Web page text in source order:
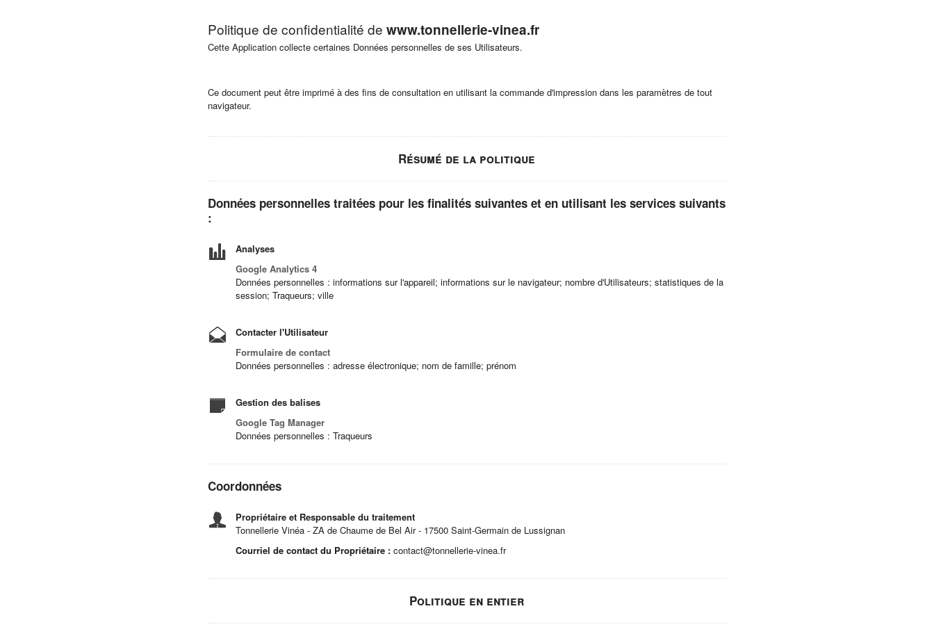
Politique de confidentialité de www.tonnellerie-vinea.fr
Cette Application collecte certaines Données personnelles de ses Utilisateurs.
Ce document peut être imprimé à des fins de consultation en utilisant la commande d'impression dans les paramètres de tout
navigateur.
Résumé de la politique
Données personnelles traitées pour les finalités suivantes et en utilisant les services suivants
:
Analyses
Google Analytics 4
Données personnelles : informations sur l'appareil; informations sur le navigateur; nombre d'Utilisateurs; statistiques de la
session; Traqueurs; ville
Contacter l'Utilisateur
Formulaire de contact
Données personnelles : adresse électronique; nom de famille; prénom
Gestion des balises
Google Tag Manager
Données personnelles : Traqueurs
Coordonnées
Propriétaire et Responsable du traitement
Tonnellerie Vinéa - ZA de Chaume de Bel Air - 17500 Saint-Germain de Lussignan
Courriel de contact du Propriétaire :contact@tonnellerie-vinea.fr
Politique en entier